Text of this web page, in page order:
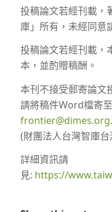
投稿論文若經刊載，
庫」所有，未經同意
投稿論文若經刊載，
本，並酌贈稿酬。
本刊不接受郵寄論文
請將稿件Word檔寄至
(財團法人台灣智庫
詳細資訊請
見: https://